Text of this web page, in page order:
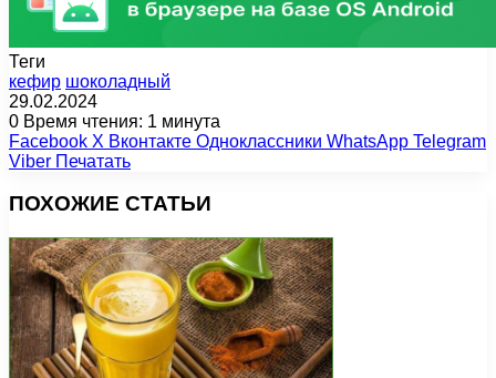
Теги
кефир шоколадный
29.02.2024
0 Время чтения: 1 минута
Facebook X Вконтакте Одноклассники WhatsApp Telegram
Viber Печатать
ПОХОЖИЕ СТАТЬИ